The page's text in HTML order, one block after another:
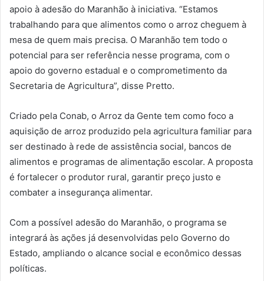
apoio à adesão do Maranhão à iniciativa. “Estamos
trabalhando para que alimentos como o arroz cheguem à
mesa de quem mais precisa. O Maranhão tem todo o
potencial para ser referência nesse programa, com o
apoio do governo estadual e o comprometimento da
Secretaria de Agricultura”, disse Pretto.
Criado pela Conab, o Arroz da Gente tem como foco a
aquisição de arroz produzido pela agricultura familiar para
ser destinado à rede de assistência social, bancos de
alimentos e programas de alimentação escolar. A proposta
é fortalecer o produtor rural, garantir preço justo e
combater a insegurança alimentar.
Com a possível adesão do Maranhão, o programa se
integrará às ações já desenvolvidas pelo Governo do
Estado, ampliando o alcance social e econômico dessas
políticas.